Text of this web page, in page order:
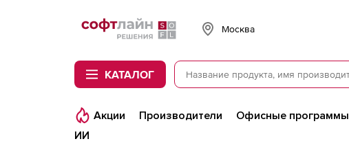
Softline
Москва
КАТАЛОГ
Акции Производители Офисные программы
ИИ